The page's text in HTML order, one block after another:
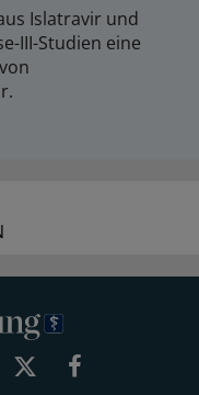
Islatravir und
III-Studien eine